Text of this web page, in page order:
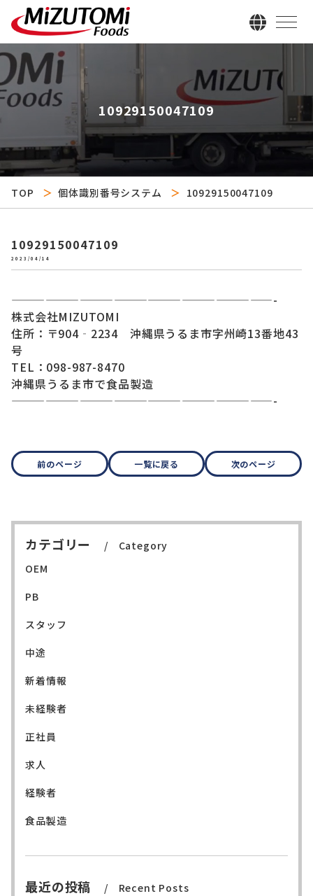
10929150047109
TOP 個体識別番号システム 10929150047109
10929150047109
2023/04/14
———————————————————————-
株式会社MIZUTOMI
住所：〒904‐2234 沖縄県うるま市字州崎13番地43
号
TEL：098-987-8470
沖縄県うるま市で食品製造
———————————————————————-
前のページ 一覧に戻る 次のページ
カテゴリー
Category
OEM
PB
スタッフ
中途
新着情報
未経験者
正社員
求人
経験者
食品製造
最近の投稿 Recent Posts